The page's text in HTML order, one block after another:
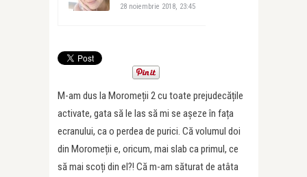
28 noiembrie 2018, 23:45
M-am dus la Moromeții 2 cu toate prejudecățile
activate, gata să le las să mi se așeze în fața
ecranului, ca o perdea de purici. Că volumul doi
din Moromeții e, oricum, mai slab ca primul, ce
să mai scoți din el?! Că m-am săturat de atâta